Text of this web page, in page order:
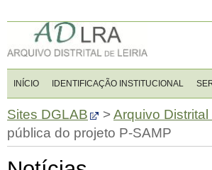
INÍCIO IDENTIFICAÇÃO INSTITUCIONAL
Sites DGLAB >Arquivo Distrital
pública do projeto P-SAMP